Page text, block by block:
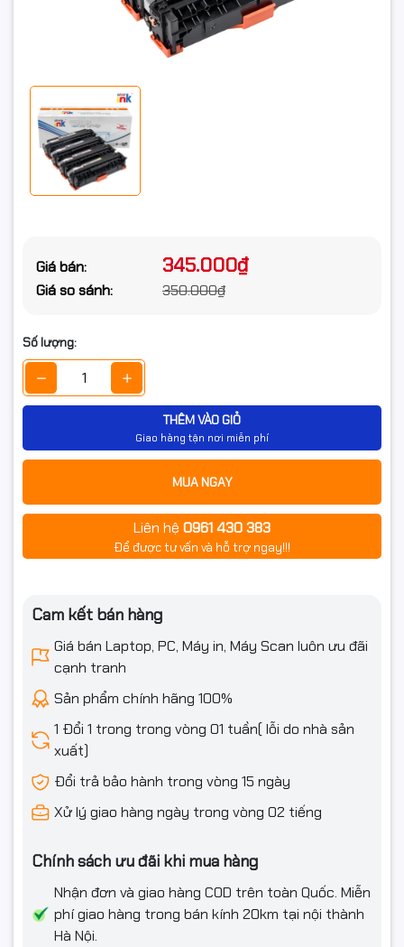
Giá bán: 345.000₫
Giá so sánh: 350.000₫
Số lượng:
THÊM VÀO GIỎ
Giao hàng tận nơi miễn phí
MUA NGAY
Liên hệ 0961 430 383
Để được tư vấn và hỗ trợ ngay!!!
Cam kết bán hàng
Giá bán Laptop, PC, Máy in, Máy Scan luôn ưu đãi
cạnh tranh
Sản phẩm chính hãng 100%
1 Đổi 1 trong trong vòng 01 tuần( lỗi do nhà sản
xuất)
Đổi trả bảo hành trong vòng 15 ngày
Xử lý giao hàng ngày trong vòng 02 tiếng
Chính sách ưu đãi khi mua hàng
Nhận đơn và giao hàng COD trên toàn Quốc. Miễn
phí giao hàng trong bán kính 20km tại nội thành
Hà Nội.